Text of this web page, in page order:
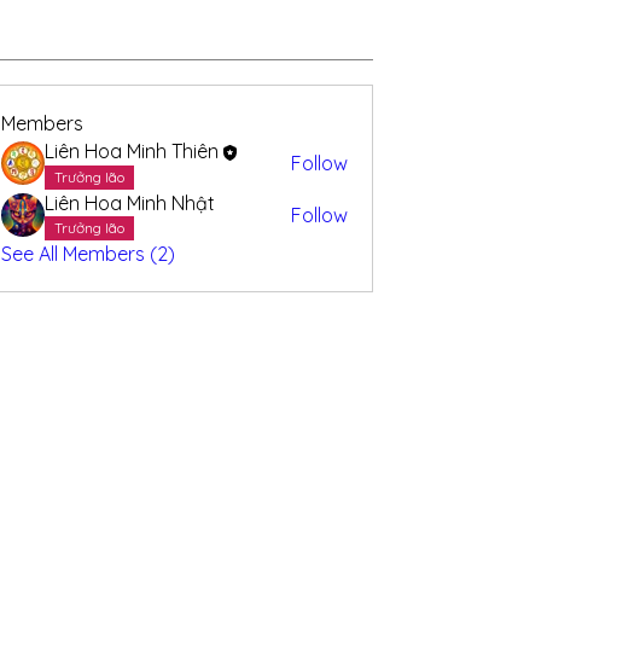
Members
Liên Hoa Minh Thiên
Trưởng lão
Follow
Liên Hoa Minh Nhật
Trưởng lão
Follow
See All Members (2)